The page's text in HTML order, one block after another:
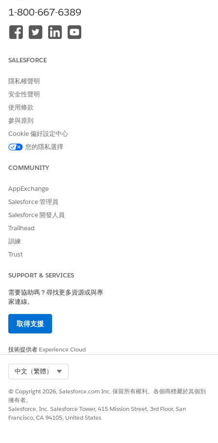
進入 App Launcher,尋找並選取「
您也可以從「保單」記錄上的「
通訊」記錄。
檢閱「狀態」欄位以確認行銷活動已啟用。
在「 相關」索引標籤上,找到「
檢閱清單以瞭解哪些收件者已確認原則,以及哪些仍待處理。
成其工作時,確認值會更新。
1-800-667-6389
SALESFORCE
隱私權聲明
安全性聲明
使用條款
參與原則
Cookie 偏好設定中心
您的隱私選擇
COMMUNITY
AppExchange
Salesforce 管理員
Salesforce 開發人員
Trailhead
訓練
Trust
SUPPORT & SERVICES
需要協助嗎？尋找更多資源或與專
家連線。
取得支援
技術提供者 Experience Cloud
中文（繁體）
© Copyright 2026, Salesforce.com Inc. 保留所有權利。各個商標屬於其個別
擁有者。
Salesforce, Inc. Salesforce Tower, 415 Mission Street, 3rd Floor, San
Francisco, CA 94105, United States